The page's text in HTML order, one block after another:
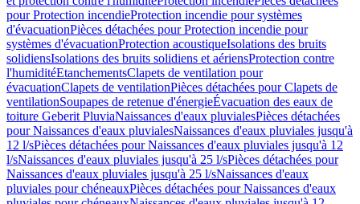
pour Protection incendieProtection incendie pour systèmes
d'évacuationPièces détachées pour Protection incendie pour
systèmes d'évacuationProtection acoustiqueIsolations des bruits
solidiensIsolations des bruits solidiens et aériensProtection contre
l'humiditéEtanchementsClapets de ventilation pour
évacuationClapets de ventilationPièces détachées pour Clapets de
ventilationSoupapes de retenue d'énergieÉvacuation des eaux de
toiture Geberit PluviaNaissances d'eaux pluvialesPièces détachées
pour Naissances d'eaux pluvialesNaissances d'eaux pluviales jusqu'à
12 l/sPièces détachées pour Naissances d'eaux pluviales jusqu'à 12
l/sNaissances d'eaux pluviales jusqu'à 25 l/sPièces détachées pour
Naissances d'eaux pluviales jusqu'à 25 l/sNaissances d'eaux
pluviales pour chéneauxPièces détachées pour Naissances d'eaux